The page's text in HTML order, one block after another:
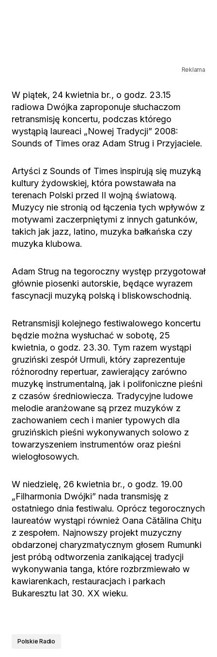
Reklama
W piątek, 24 kwietnia br., o godz. 23.15
radiowa Dwójka zaproponuje słuchaczom
retransmisję koncertu, podczas którego
wystąpią laureaci „Nowej Tradycji” 2008:
Sounds of Times oraz Adam Strug i Przyjaciele.
Artyści z Sounds of Times inspirują się muzyką
kultury żydowskiej, która powstawała na
terenach Polski przed II wojną światową.
Muzycy nie stronią od łączenia tych wpływów z
motywami zaczerpniętymi z innych gatunków,
takich jak jazz, latino, muzyka bałkańska czy
muzyka klubowa.
Adam Strug na tegoroczny występ przygotował
głównie piosenki autorskie, będące wyrazem
fascynacji muzyką polską i bliskowschodnią.
Retransmisji kolejnego festiwalowego koncertu
będzie można wysłuchać w sobotę, 25
kwietnia, o godz. 23.30. Tym razem wystąpi
gruziński zespół Urmuli, który zaprezentuje
różnorodny repertuar, zawierający zarówno
muzykę instrumentalną, jak i polifoniczne pieśni
z czasów średniowiecza. Tradycyjne ludowe
melodie aranżowane są przez muzyków z
zachowaniem cech i manier typowych dla
gruzińskich pieśni wykonywanych solowo z
towarzyszeniem instrumentów oraz pieśni
wielogłosowych.
W niedzielę, 26 kwietnia br., o godz. 19.00
„Filharmonia Dwójki” nada transmisję z
ostatniego dnia festiwalu. Oprócz tegorocznych
laureatów wystąpi również Oana Cătălina Chiţu
z zespołem. Najnowszy projekt muzyczny
obdarzonej charyzmatycznym głosem Rumunki
jest próbą odtworzenia zanikającej tradycji
wykonywania tanga, które rozbrzmiewało w
kawiarenkach, restauracjach i parkach
Bukaresztu lat 30. XX wieku.
Polskie Radio